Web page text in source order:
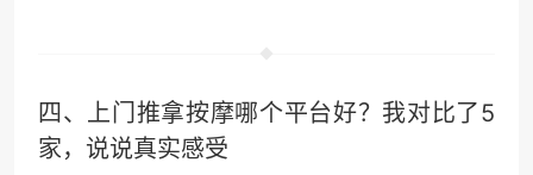
四、上门推拿按摩哪个平台好？我对比了5
家，说说真实感受